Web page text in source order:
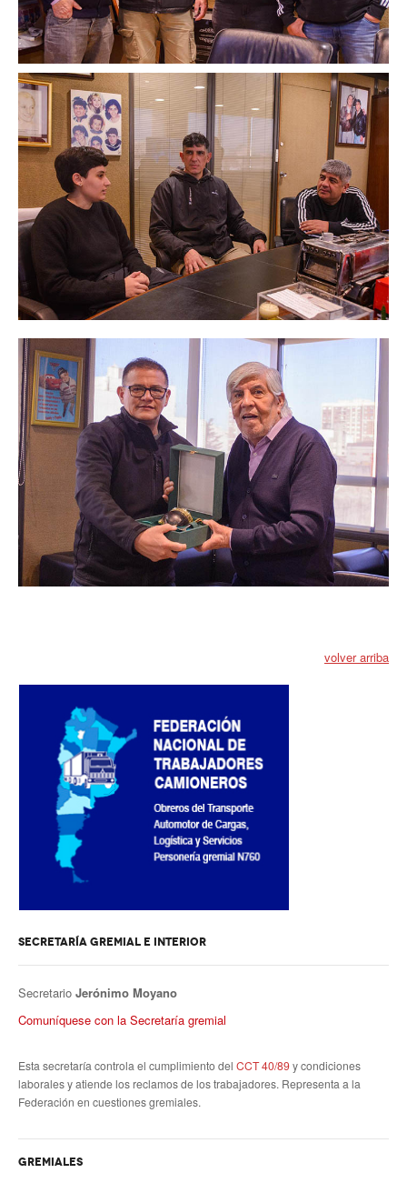
volver arriba
SECRETARÍA GREMIAL E INTERIOR
Secretario Jerónimo Moyano
Comuníquese con la Secretaría gremial
Esta secretaría controla el cumplimiento del CCT 40/89y condiciones
laborales y atiende los reclamos de los trabajadores. Representa a la
Federación en cuestiones gremiales.
GREMIALES